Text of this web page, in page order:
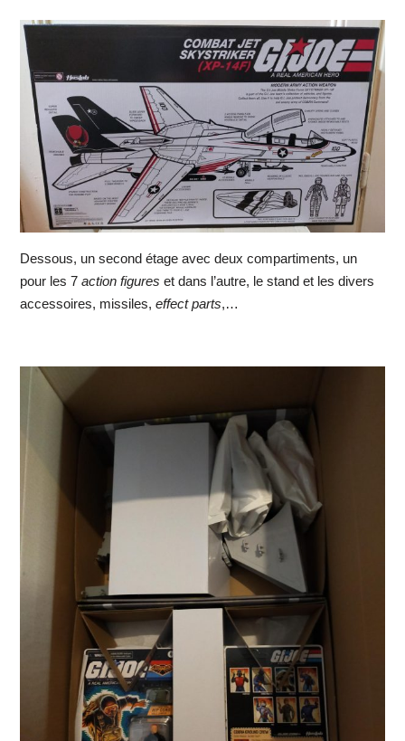
Dessous, un second étage avec deux compartiments, un
pour les 7 action figures et dans l’autre, le stand et les divers
accessoires, missiles, effect parts,…